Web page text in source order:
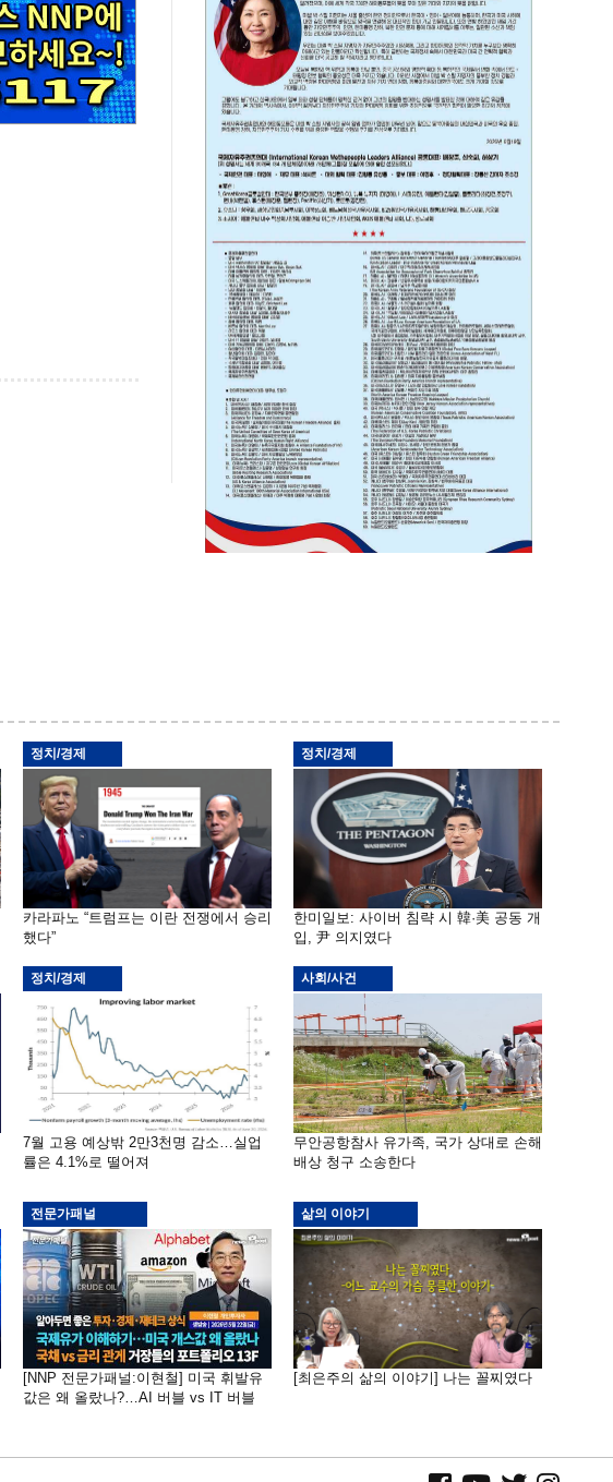
정치/경제
카라파노 “트럼프는 이란 전쟁에서 승리
했다”
정치/경제
한미일보: 사이버 침략 시 韓·美 공동 개
입, 尹 의지였다
정치/경제
7월 고용 예상밖 2만3천명 감소…실업
률은 4.1%로 떨어져
사회/사건
무안공항참사 유가족, 국가 상대로 손해
배상 청구 소송한다
전문가패널
[NNP 전문가패널:이현철] 미국 휘발유
값은 왜 올랐나?…AI 버블 vs IT 버블
삶의 이야기
[최은주의 삶의 이야기] 나는 꼴찌였다